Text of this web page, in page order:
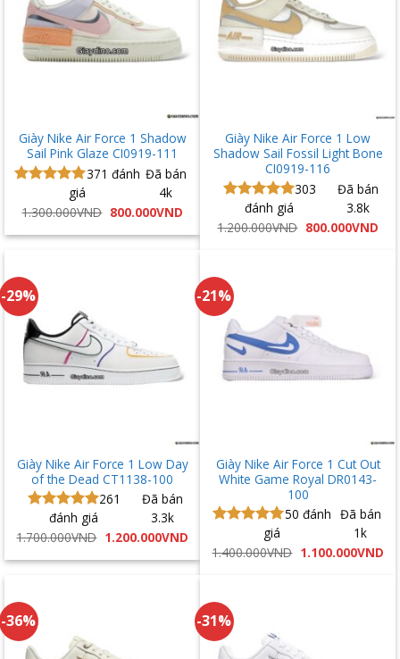
Giày Nike Air Force 1 Shadow
Sail Pink Glaze CI0919-111
Được xếp
hạng5.00
371 đánh
giá
Đã bán
4k
1.300.000VND Giá
gốc
là:
800.000VNDGiá
tại
Giày Nike Air Force 1 Low
Shadow Sail Fossil Light Bone
CI0919-116
Được xếp
hạng5.00
303
đánh giá
Đã bán
3.8k
1.200.000VND Giá
gốc
800.000VNDGiá
-29%
Giày Nike Air Force 1 Low Day
of the Dead CT1138-100
Được xếp
hạng5.00
261
đánh giá
Đã bán
3.3k
1.700.000VND Giá
là:
1.200.000VNDGiá
tại
là:
-21%
Giày Nike Air Force 1 Cut Out
White Game Royal DR0143-
100
Được xếp
hạng5.00
50 đánh
giá
Đã bán
1k
1.400.000VND Giá
1.100.000VND
-36% -31%